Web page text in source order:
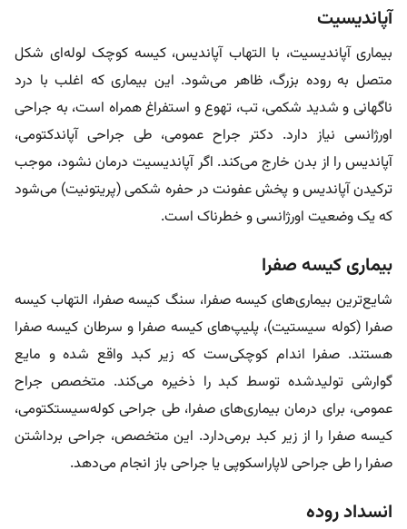
آپاندیسیت
بیماری آپاندیسیت، با التهاب آپاندیس، کیسه کوچک لوله‌ای شکل
متصل به روده بزرگ، ظاهر می‌شود. این بیماری که اغلب با درد
ناگهانی و شدید شکمی، تب، تهوع و استفراغ همراه است، به جراحی
اورژانسی نیاز دارد. دکتر جراح عمومی، طی جراحی آپاندکتومی،
آپاندیس را از بدن خارج می‌کند. اگر آپاندیسیت درمان نشود، موجب
ترکیدن آپاندیس و پخش عفونت در حفره شکمی (پریتونیت) می‌شود
که یک وضعیت اورژانسی و خطرناک است.
بیماری کیسه صفرا
شایع‌ترین بیماری‌های کیسه صفرا، سنگ کیسه صفرا، التهاب کیسه
صفرا (کوله ‌سیستیت)، پلیپ‌های کیسه صفرا و سرطان کیسه صفرا
هستند. صفرا اندام کوچکی‌ست که زیر کبد واقع شده و مایع
گوارشی تولیدشده توسط کبد را ذخیره می‌کند. متخصص جراح
عمومی، برای درمان بیماری‌های صفرا، طی جراحی کوله‌سیستکتومی،
کیسه صفرا را از زیر کبد برمی‌دارد. این متخصص، جراحی برداشتن
صفرا را طی جراحی لاپاراسکوپی یا جراحی باز انجام می‌دهد.
انسداد روده